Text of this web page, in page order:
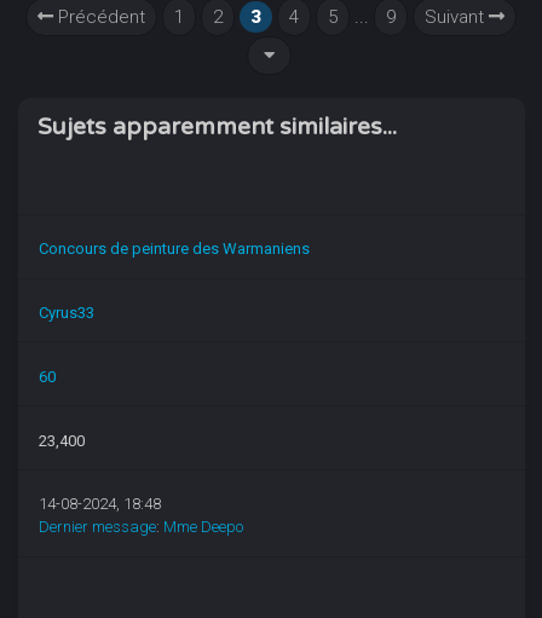
Précédent 1 2 3 4 5 ... 9 Suivant
Sujets apparemment similaires...
Concours de peinture des Warmaniens
Cyrus33
60
23,400
14-08-2024, 18:48
Dernier message: Mme Deepo